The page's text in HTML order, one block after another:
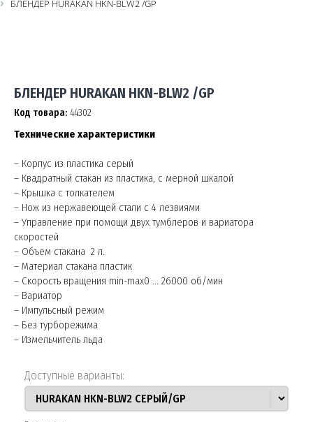
БЛЕНДЕР HURAKAN HKN-BLW2 /GP
БЛЕНДЕР HURAKAN HKN-BLW2 /GP
Код товара: 44302
Технические характеристики
– Корпус из пластика серый
– Квадратный стакан из пластика, с мерной шкалой
– Крышка с толкателем
– Нож из нержавеющей стали с 4 лезвиями
– Управление при помощи двух тумблеров и вариатора
скоростей
– Объем стакана 2 л.
– Материал стакана пластик
– Скорость вращения min-max0 ... 26000 об/мин
– Вариатор
– Импульсный режим
– Без турборежима
– Измельчитель льда
Доступные варианты: